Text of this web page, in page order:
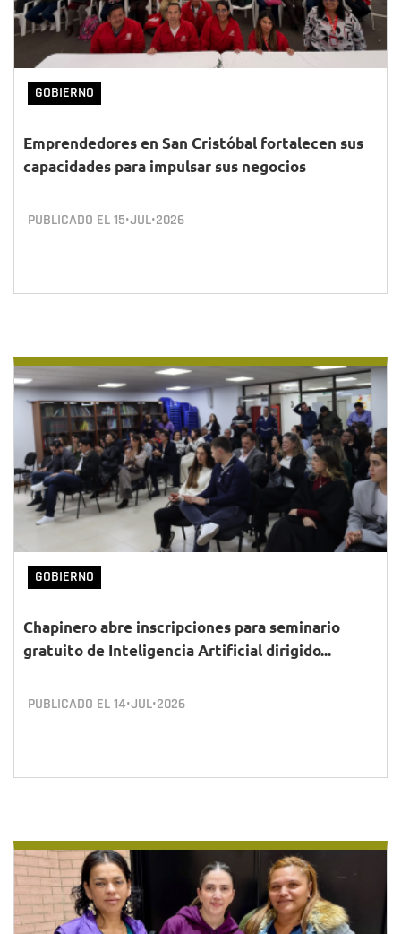
GOBIERNO
Emprendedores en San Cristóbal fortalecen sus
capacidades para impulsar sus negocios
PUBLICADO EL15•JUL•2026
GOBIERNO
Chapinero abre inscripciones para seminario
gratuito de Inteligencia Artificial dirigido...
PUBLICADO EL14•JUL•2026